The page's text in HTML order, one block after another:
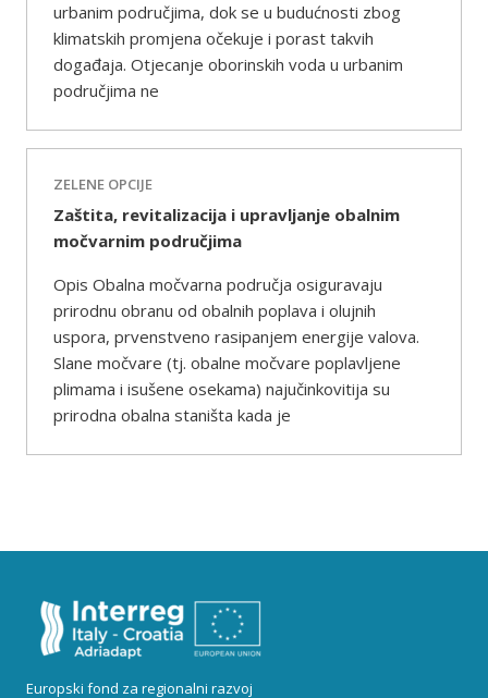
urbanim područjima, dok se u budućnosti zbog
klimatskih promjena očekuje i porast takvih
događaja. Otjecanje oborinskih voda u urbanim
područjima ne
ZELENE OPCIJE
Zaštita, revitalizacija i upravljanje obalnim
močvarnim područjima
Opis Obalna močvarna područja osiguravaju
prirodnu obranu od obalnih poplava i olujnih
uspora, prvenstveno rasipanjem energije valova.
Slane močvare (tj. obalne močvare poplavljene
plimama i isušene osekama) najučinkovitija su
prirodna obalna staništa kada je
Europski fond za regionalni razvoj